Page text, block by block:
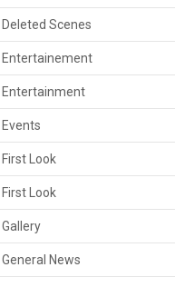
Deleted Scenes
Entertainement
Entertainment
Events
First Look
First Look
Gallery
General News